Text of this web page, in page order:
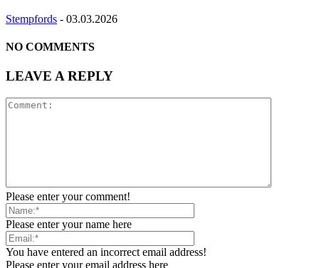
Stempfords - 03.03.2026
NO COMMENTS
LEAVE A REPLY
Please enter your comment!
Please enter your name here
You have entered an incorrect email address!
Please enter your email address here